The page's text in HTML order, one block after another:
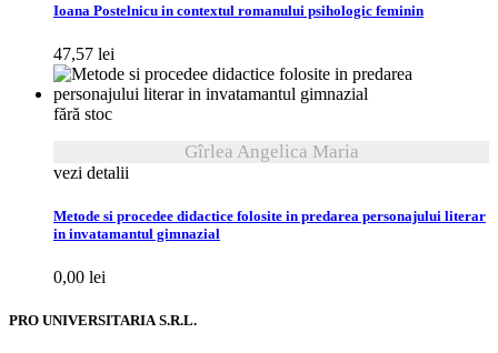
Ioana Postelnicu in contextul romanului psihologic feminin
47,57 lei
fără stoc
Gîrlea Angelica Maria
vezi detalii
Metode si procedee didactice folosite in predarea personajului literar
in invatamantul gimnazial
0,00 lei
PRO UNIVERSITARIA S.R.L.